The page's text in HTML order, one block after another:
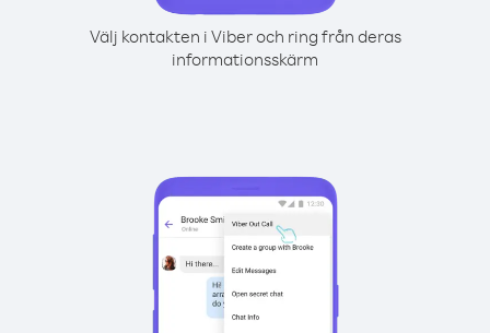
Välj kontakten i Viber och ring från deras
informationsskärm